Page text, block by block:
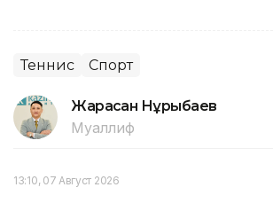
Теннис Спорт
Жарасқан Нұрыбаев
Муаллиф
13:10, 07 Август 2026